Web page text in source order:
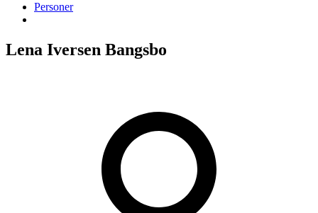
Personer
Lena Iversen Bangsbo